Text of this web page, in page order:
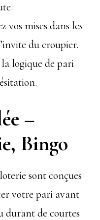
vos mises dans les
du croupier.
logique de pari
–
Bingo
sont conçues
votre pari avant
durant de courtes